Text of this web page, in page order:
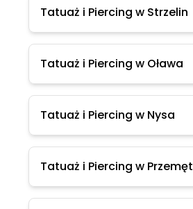
Tatuaż i Piercing w Strzelin
Tatuaż i Piercing w Oława
Tatuaż i Piercing w Nysa
Tatuaż i Piercing w Przemęt